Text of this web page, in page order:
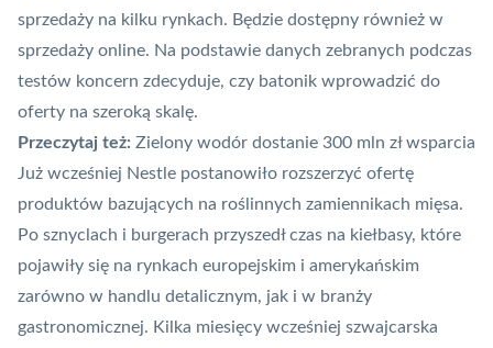
sprzedaży na kilku rynkach. Będzie dostępny również w
sprzedaży online. Na podstawie danych zebranych podczas
testów koncern zdecyduje, czy batonik wprowadzić do
oferty na szeroką skalę.
Przeczytaj też: Zielony wodór dostanie 300 mln zł wsparcia
Już wcześniej Nestle postanowiło rozszerzyć ofertę
produktów bazujących na roślinnych zamiennikach mięsa.
Po sznyclach i burgerach przyszedł czas na kiełbasy, które
pojawiły się na rynkach europejskim i amerykańskim
zarówno w handlu detalicznym, jak i w branży
gastronomicznej. Kilka miesięcy wcześniej szwajcarska